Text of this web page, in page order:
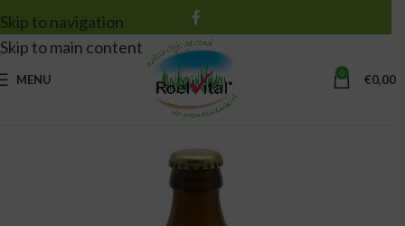
Skip to navigation
Skip to main content
MENU 0 €0,00